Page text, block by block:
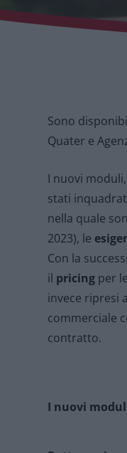
Sono
Quater e
I nuovi
stati
nella quale
2023), le
Con la
il pricing per
invece ripresi
commerciale
contratto.
I nuovi